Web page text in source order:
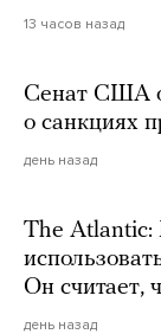
13 часов назад
Сенат США
о санкциях
день назад
The Atlantic:
Он считает,
день назад